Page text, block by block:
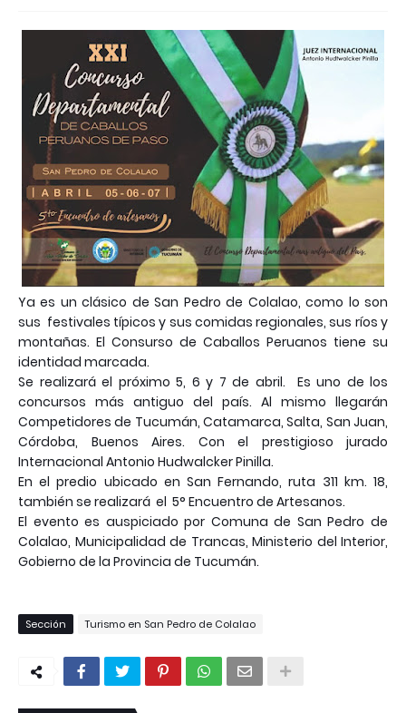
Ya es un clásico de San Pedro de Colalao, como lo son
sus festivales típicos y sus comidas regionales, sus ríos y
montañas. El Consurso de Caballos Peruanos tiene su
identidad marcada.
Se realizará el próximo 5, 6 y 7 de abril. Es uno de los
concursos más antiguo del país. Al mismo llegarán
Competidores de Tucumán, Catamarca, Salta, San Juan,
Córdoba, Buenos Aires. Con el prestigioso jurado
Internacional Antonio Hudwalcker Pinilla.
En el predio ubicado en San Fernando, ruta 311 km. 18,
también se realizará el 5° Encuentro de Artesanos.
El evento es auspiciado por Comuna de San Pedro de
Colalao, Municipalidad de Trancas, Ministerio del Interior,
Gobierno de la Provincia de Tucumán.
Sección Turismo en San Pedro de Colalao